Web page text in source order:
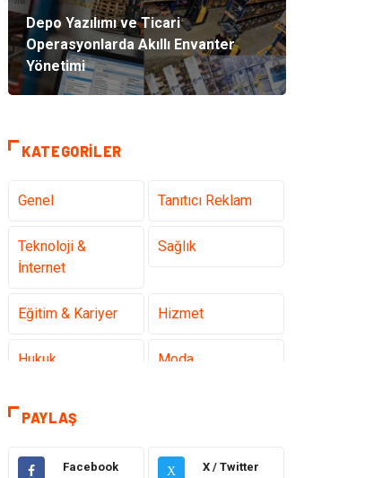
Depo Yazılımı ve Ticari
Operasyonlarda Akıllı Envanter
Yönetimi
KATEGORILER
Genel Tanıtıcı Reklam
Teknoloji &
İnternet
Sağlık
Eğitim & Kariyer Hizmet
Hukuk Moda
Gündem
PAYLAŞ
Facebook X X / Twitter